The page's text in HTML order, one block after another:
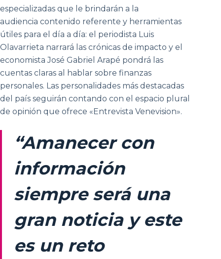
especializadas que le brindarán a la
audiencia contenido referente y herramientas
útiles para el día a día: el periodista Luis
Olavarrieta narrará las crónicas de impacto y el
economista José Gabriel Arapé pondrá las
cuentas claras al hablar sobre finanzas
personales. Las personalidades más destacadas
del país seguirán contando con el espacio plural
de opinión que ofrece «Entrevista Venevision».
“Amanecer con
información
siempre será una
gran noticia y este
es un reto